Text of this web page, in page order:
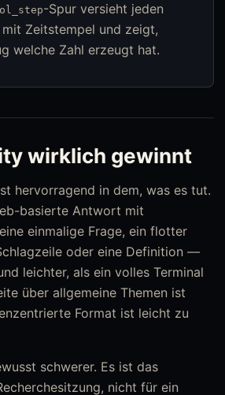
-Spur versieht jeden
Zeitstempel und zeigt,
welche Zahl erzeugt hat.
wirklich gewinnt
hervorragend in dem, was es tut.
basierte Antwort mit
einmalige Frage, ein flotter
oder eine Definition —
leichter, als ein volles Terminal
über allgemeine Themen ist
Format ist leicht zu
schwerer. Es ist das
nicht für ein